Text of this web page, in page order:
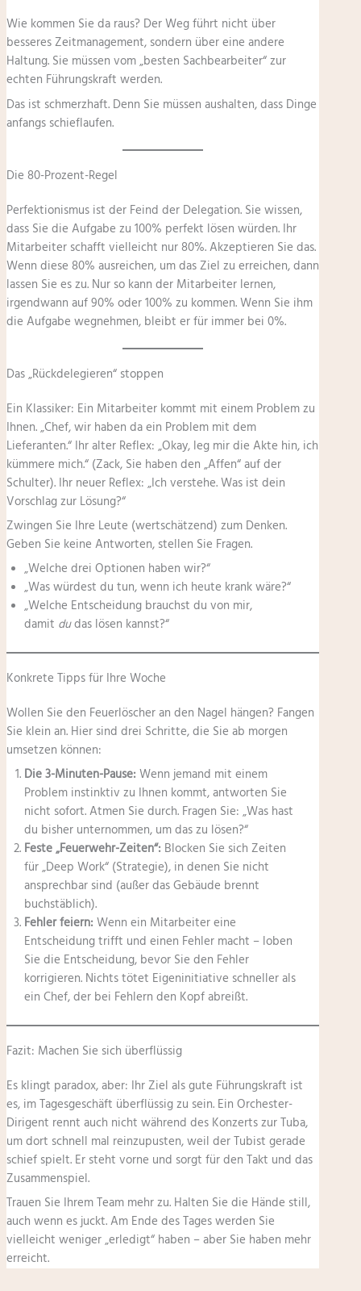
Wie kommen Sie da raus? Der Weg führt nicht über
besseres Zeitmanagement, sondern über eine andere
Haltung. Sie müssen vom „besten Sachbearbeiter“ zur
echten Führungskraft werden.
Das ist schmerzhaft. Denn Sie müssen aushalten, dass Dinge
anfangs schieflaufen.
Die 80-Prozent-Regel
Perfektionismus ist der Feind der Delegation. Sie wissen,
dass Sie die Aufgabe zu 100% perfekt lösen würden. Ihr
Mitarbeiter schafft vielleicht nur 80%. Akzeptieren Sie das.
Wenn diese 80% ausreichen, um das Ziel zu erreichen, dann
lassen Sie es zu. Nur so kann der Mitarbeiter lernen,
irgendwann auf 90% oder 100% zu kommen. Wenn Sie ihm
die Aufgabe wegnehmen, bleibt er für immer bei 0%.
Das „Rückdelegieren“ stoppen
Ein Klassiker: Ein Mitarbeiter kommt mit einem Problem zu
Ihnen. „Chef, wir haben da ein Problem mit dem
Lieferanten.“ Ihr alter Reflex: „Okay, leg mir die Akte hin, ich
kümmere mich.“ (Zack, Sie haben den „Affen“ auf der
Schulter). Ihr neuer Reflex: „Ich verstehe. Was ist dein
Vorschlag zur Lösung?“
Zwingen Sie Ihre Leute (wertschätzend) zum Denken.
Geben Sie keine Antworten, stellen Sie Fragen.
„Welche drei Optionen haben wir?“
„Was würdest du tun, wenn ich heute krank wäre?“
„Welche Entscheidung brauchst du von mir,
damit dudas lösen kannst?“
Konkrete Tipps für Ihre Woche
Wollen Sie den Feuerlöscher an den Nagel hängen? Fangen
Sie klein an. Hier sind drei Schritte, die Sie ab morgen
umsetzen können:
Die 3-Minuten-Pause: Wenn jemand mit einem
Problem instinktiv zu Ihnen kommt, antworten Sie
nicht sofort. Atmen Sie durch. Fragen Sie: „Was hast
du bisher unternommen, um das zu lösen?“
Feste „Feuerwehr-Zeiten“: Blocken Sie sich Zeiten
für „Deep Work“ (Strategie), in denen Sie nicht
ansprechbar sind (außer das Gebäude brennt
buchstäblich).
Fehler feiern: Wenn ein Mitarbeiter eine
Entscheidung trifft und einen Fehler macht – loben
Sie die Entscheidung, bevor Sie den Fehler
korrigieren. Nichts tötet Eigeninitiative schneller als
ein Chef, der bei Fehlern den Kopf abreißt.
Fazit: Machen Sie sich überflüssig
Es klingt paradox, aber: Ihr Ziel als gute Führungskraft ist
es, im Tagesgeschäft überflüssig zu sein. Ein Orchester-
Dirigent rennt auch nicht während des Konzerts zur Tuba,
um dort schnell mal reinzupusten, weil der Tubist gerade
schief spielt. Er steht vorne und sorgt für den Takt und das
Zusammenspiel.
Trauen Sie Ihrem Team mehr zu. Halten Sie die Hände still,
auch wenn es juckt. Am Ende des Tages werden Sie
vielleicht weniger „erledigt“ haben – aber Sie haben mehr
erreicht.